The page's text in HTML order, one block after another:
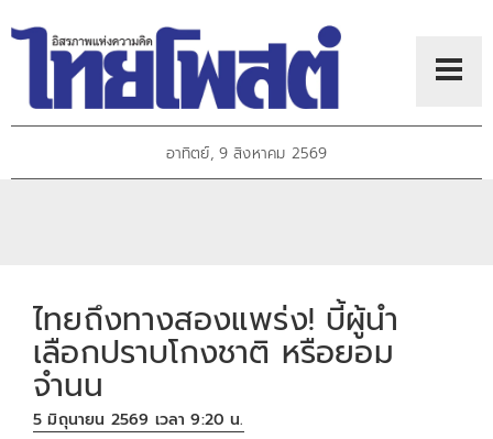
อาทิตย์, 9 สิงหาคม 2569
ไทยถึงทางสองแพร่ง! บี้ผู้นำ
เลือกปราบโกงชาติ หรือยอม
จำนน
5 มิถุนายน 2569 เวลา 9:20 น.